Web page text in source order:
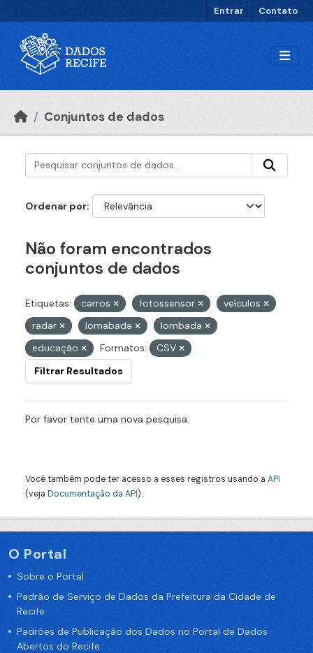
Entrar Contato
Conjuntos de dados
Ordenar por
Não foram encontrados
conjuntos de dados
Etiquetas: carros fotossensor
veículos
radar
lomabada
lombada
educação
Formatos:
CSV
Filtrar Resultados
Por favor tente uma nova pesquisa.
Você também pode ter acesso a esses registros usando a API
(veja Documentação da API).
O Portal
Sobre o Portal
Padrão de Serviço de Dados da Prefeitura da Cidade de
Recife
Padrões de Publicação dos Dados no Portal de Dados
Abertos do Recife